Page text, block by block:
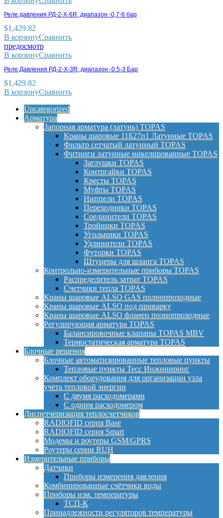
Реле давления РД-2-X-6R, диапазон -0,7-6 бар
$1,429.82
В корзинуСравнить
предосмотр
В корзинуСравнить
Реле Давления РД-2-X-3R, диапазон -0.5-3 Бар
$1,429.82
В корзинуСравнить
Uncategorized
Арматура
Запорная арматура (латунь) TOPAS
Краны шаровые 11Б27п1 Латунные TOPAS
Фильтр сетчатый латунный TOPAS
Фитинги латунные никелированные TOPAS
Заглушки TOPAS
Контргайки TOPAS
Кресты TOPAS
Муфты TOPAS
Ниппели TOPAS
Переходники TOPAS
Соединители TOPAS
Тройники TOPAS
Угольники TOPAS
Удлинители TOPAS
Футорки TOPAS
Штуцеры для шланга TOPAS
Контрольно-измерительные приборы TOPAS
Распределитель затрат TOPAS
Счетчики тепла TOPAS
Краны шаровые ALSO GAS полнопроходные
Краны шаровые ALSO под приварку
Краны шаровые ALSO фланец полнопроходные
Регулирующая арматура TOPAS
Балансировочные клапаны TOPAS MBV
Термостатическая арматура TOPAS
Блочные решения
Блочные автоматизированные тепловые пункты
Тепловые пункты Тесс Инжиниринг
Комплект оборудования для организации узла
учета тепловой энергии
С двумя расходомерами
С одним расходомером
Диспетчеризация теплосчетчиков
RADIOFID серия Base
RADIOFID серия Smart
Модемы и роутеры GSM/GPRS
Роутеры серии RUH
Измерительные приборы
Датчики
Приборы измерения давления
Комбинированные счётчики воды
Приборы изм. температуры
ТСП-К
Принадлежности регуляторов температуры